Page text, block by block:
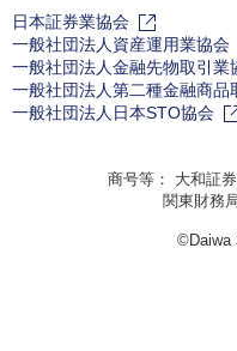
日本証券業協会
一般社団法人資産運用業協会
一般社団法人金融先物取引業
一般社団法人第二種金融商品
一般社団法人日本STO協会
商号等： 大和証
関東財務
©Daiwa